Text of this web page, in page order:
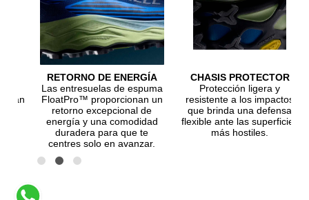
RETORNO DE ENERGÍA
Las entresuelas de espuma
FloatPro™ proporcionan un
retorno excepcional de
energía y una comodidad
duradera para que te
centres solo en avanzar.
CHASIS PROTECTOR
Protección ligera y
resistente a los impactos
que brinda una defensa
flexible ante las superficies
más hostiles.